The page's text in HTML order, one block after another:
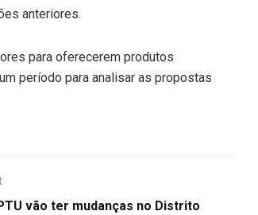
anteriores.
para oferecerem produtos
período para analisar as propostas
vão ter mudanças no Distrito